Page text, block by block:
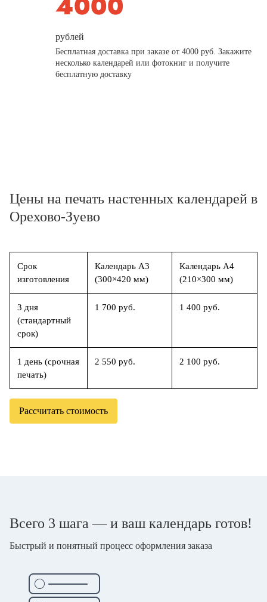
рублей
Бесплатная доставка при заказе от 4000 руб. Закажите
несколько календарей или фотокниг и получите
бесплатную доставку
Цены на печать настенных календарей в
Орехово-Зуево
Срок
изготовления
Календарь А3
(300×420 мм)
Календарь А4
(210×300 мм)
3 дня
(стандартный
срок)
1 700 руб. 1 400 руб.
1 день (срочная
печать)
2 550 руб. 2 100 руб.
Рассчитать стоимость
Всего 3 шага — и ваш календарь готов!
Быстрый и понятный процесс оформления заказа